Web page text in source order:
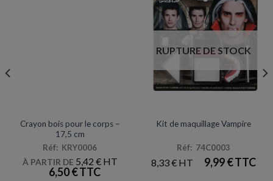
Crayon bois pour le corps –
17,5 cm
Réf: KRY0006
À PARTIR DE 5,42 €
6,50€
RUPTURE DE STOCK
Kit de maquillage Vampire
Réf: 74C0003
8,33€ 9,99€